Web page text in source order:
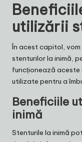
utilizării
În acest capitol, vom
stenturilor la inimă,
funcționează aceste
utilizate pentru a
Beneficiile
inimă
Stenturile la inimă